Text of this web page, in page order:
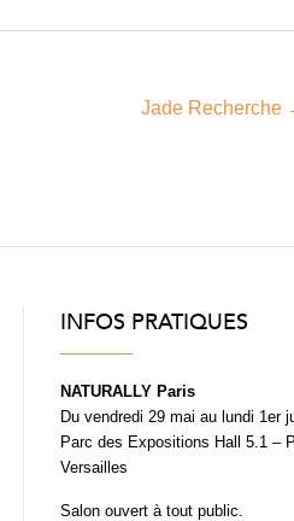
Jade Recherche
INFOS PRATIQUES
NATURALLY Paris
Du vendredi 29 mai au lundi 1er
Parc des Expositions Hall 5.1 –
Versailles
Salon ouvert à tout public.